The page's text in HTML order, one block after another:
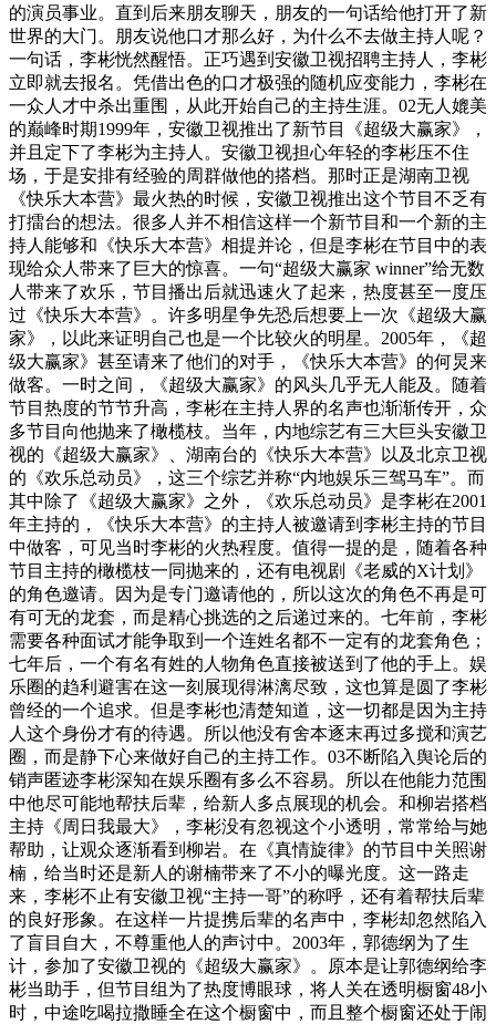
的演员事业。直到后来朋友聊天，朋友的一句话给他打开了新
世界的大门。朋友说他口才那么好，为什么不去做主持人呢？
一句话，李彬恍然醒悟。正巧遇到安徽卫视招聘主持人，李彬
立即就去报名。凭借出色的口才极强的随机应变能力，李彬在
一众人才中杀出重围，从此开始自己的主持生涯。02无人媲美
的巅峰时期1999年，安徽卫视推出了新节目《超级大赢家》，
并且定下了李彬为主持人。安徽卫视担心年轻的李彬压不住
场，于是安排有经验的周群做他的搭档。那时正是湖南卫视
《快乐大本营》最火热的时候，安徽卫视推出这个节目不乏有
打擂台的想法。很多人并不相信这样一个新节目和一个新的主
持人能够和《快乐大本营》相提并论，但是李彬在节目中的表
现给众人带来了巨大的惊喜。一句“超级大赢家 winner”给无数
人带来了欢乐，节目播出后就迅速火了起来，热度甚至一度压
过《快乐大本营》。许多明星争先恐后想要上一次《超级大赢
家》，以此来证明自己也是一个比较火的明星。2005年，《超
级大赢家》甚至请来了他们的对手，《快乐大本营》的何炅来
做客。一时之间，《超级大赢家》的风头几乎无人能及。随着
节目热度的节节升高，李彬在主持人界的名声也渐渐传开，众
多节目向他抛来了橄榄枝。当年，内地综艺有三大巨头安徽卫
视的《超级大赢家》、湖南台的《快乐大本营》以及北京卫视
的《欢乐总动员》，这三个综艺并称“内地娱乐三驾马车”。而
其中除了《超级大赢家》之外，《欢乐总动员》是李彬在2001
年主持的，《快乐大本营》的主持人被邀请到李彬主持的节目
中做客，可见当时李彬的火热程度。值得一提的是，随着各种
节目主持的橄榄枝一同抛来的，还有电视剧《老威的X计划》
的角色邀请。因为是专门邀请他的，所以这次的角色不再是可
有可无的龙套，而是精心挑选的之后递过来的。七年前，李彬
需要各种面试才能争取到一个连姓名都不一定有的龙套角色；
七年后，一个有名有姓的人物角色直接被送到了他的手上。娱
乐圈的趋利避害在这一刻展现得淋漓尽致，这也算是圆了李彬
曾经的一个追求。但是李彬也清楚知道，这一切都是因为主持
人这个身份才有的待遇。所以他没有舍本逐末再过多搅和演艺
圈，而是静下心来做好自己的主持工作。03不断陷入舆论后的
销声匿迹李彬深知在娱乐圈有多么不容易。所以在他能力范围
中他尽可能地帮扶后辈，给新人多点展现的机会。和柳岩搭档
主持《周日我最大》，李彬没有忽视这个小透明，常常给与她
帮助，让观众逐渐看到柳岩。在《真情旋律》的节目中关照谢
楠，给当时还是新人的谢楠带来了不小的曝光度。这一路走
来，李彬不止有安徽卫视“主持一哥”的称呼，还有着帮扶后辈
的良好形象。在这样一片提携后辈的名声中，李彬却忽然陷入
了盲目自大，不尊重他人的声讨中。2003年，郭德纲为了生
计，参加了安徽卫视的《超级大赢家》。原本是让郭德纲给李
彬当助手，但节目组为了热度博眼球，将人关在透明橱窗48小
时，中途吃喝拉撒睡全在这个橱窗中，而且整个橱窗还处于闹